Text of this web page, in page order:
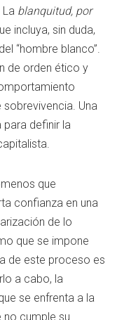
La blanquitud, por
incluya, sin duda,
“hombre blanco”.
de orden ético y
sobrevivencia. Una
para definir la
que
confianza en una
de lo
que se impone
de este proceso es
a cabo, la
se enfrenta a la
no cumple su